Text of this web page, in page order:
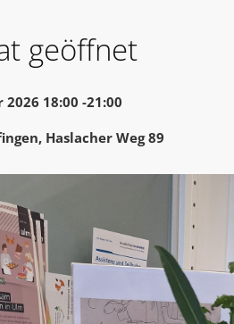
geöffnet
18:00 -21:00
Haslacher Weg 89